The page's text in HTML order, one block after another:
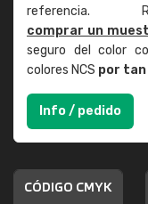
referencia.
comprar un
seguro del color
colores NCS por tan
Info / pedido
CÓDIGO CMYK